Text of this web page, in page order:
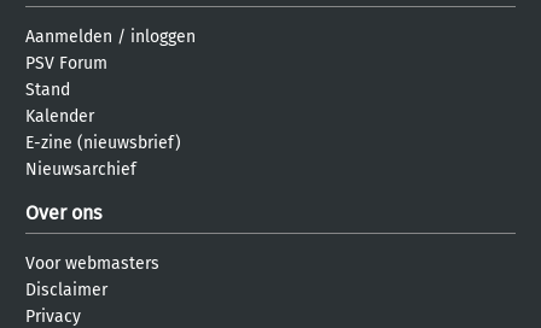
Aanmelden / inloggen
PSV Forum
Stand
Kalender
E-zine (nieuwsbrief)
Nieuwsarchief
Over ons
Voor webmasters
Disclaimer
Privacy